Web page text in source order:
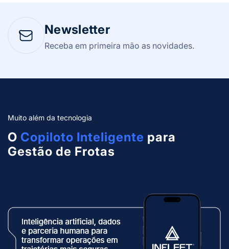
Newsletter
Receba em primeira mão as novidades.
Muito além da tecnologia
O Copiloto Inteligente para
Gestão de Frotas